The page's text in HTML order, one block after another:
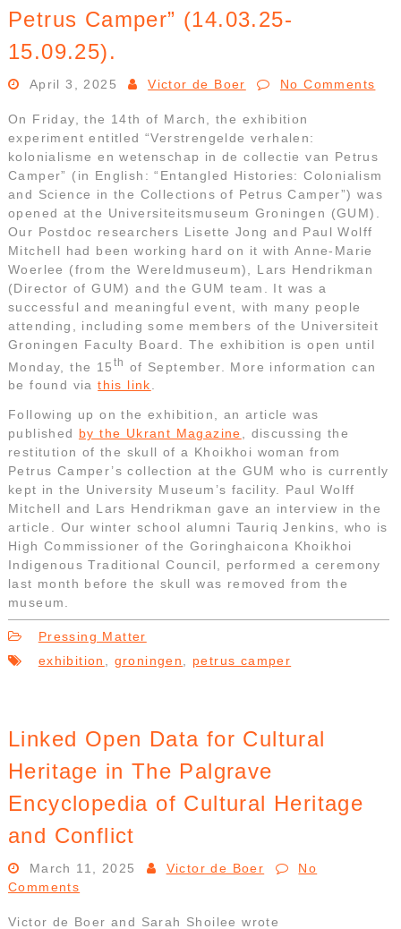
Petrus Camper” (14.03.25-
15.09.25).
April 3, 2025 Victor de Boer No Comments
On Friday, the 14th of March, the exhibition
experiment entitled “Verstrengelde verhalen:
kolonialisme en wetenschap in de collectie van Petrus
Camper” (in English: “Entangled Histories: Colonialism
and Science in the Collections of Petrus Camper”) was
opened at the Universiteitsmuseum Groningen (GUM).
Our Postdoc researchers Lisette Jong and Paul Wolff
Mitchell had been working hard on it with Anne-Marie
Woerlee (from the Wereldmuseum), Lars Hendrikman
(Director of GUM) and the GUM team. It was a
successful and meaningful event, with many people
attending, including some members of the Universiteit
Groningen Faculty Board. The exhibition is open until
Monday, the 15 th
of September. More information can
be found viathis link.
Following up on the exhibition, an article was
published by the Ukrant Magazine, discussing the
restitution of the skull of a Khoikhoi woman from
Petrus Camper’s collection at the GUM who is currently
kept in the University Museum’s facility. Paul Wolff
Mitchell and Lars Hendrikman gave an interview in the
article. Our winter school alumni Tauriq Jenkins, who is
High Commissioner of the Goringhaicona Khoikhoi
Indigenous Traditional Council, performed a ceremony
last month before the skull was removed from the
museum.
Pressing Matter
exhibition , groningen, petrus camper
Linked Open Data for Cultural
Heritage in The Palgrave
Encyclopedia of Cultural Heritage
and Conflict
March 11, 2025 Victor de Boer
No
Comments
Victor de Boer and Sarah Shoilee wrote